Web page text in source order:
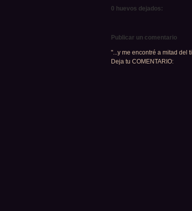
0 huevos dejados:
Publicar un comentario
"...y me encontré a mitad del
Deja tu COMENTARIO: